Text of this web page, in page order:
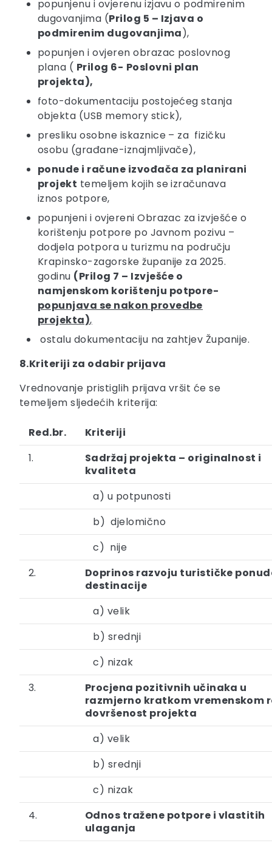
popunjenu i ovjerenu izjavu o podmirenim
dugovanjima (Prilog 5 – Izjava o
podmirenim dugovanjima),
popunjen i ovjeren obrazac poslovnog
plana ( Prilog 6- Poslovni plan
projekta),
foto-dokumentaciju postojećeg stanja
objekta (USB memory stick),
presliku osobne iskaznice – za fizičku
osobu (građane-iznajmljivače),
ponude i račune izvođača za planirani
projekt temeljem kojih se izračunava
iznos potpore,
popunjeni i ovjereni Obrazac za izvješće o
korištenju potpore po Javnom pozivu –
dodjela potpora u turizmu na području
Krapinsko-zagorske županije za 2025.
godinu (Prilog 7 – Izvješće o
namjenskom korištenju potpore-
popunjava se nakon provedbe
projekta),
ostalu dokumentaciju na zahtjev Županije.
8.Kriteriji za odabir prijava
Vrednovanje pristiglih prijava vršit će se
temeljem sljedećih kriterija:
Red.br.
Kriteriji
1.
Sadržaj projekta – originalnost i
kvaliteta
a) u potpunosti
b) djelomično
c) nije
2.
Doprinos razvoju turističke
destinacije
a) velik
b) srednji
c) nizak
3.
Procjena pozitivnih učinaka u
razmjerno kratkom vremenskom
dovršenost projekta
a) velik
b) srednji
c) nizak
4.
Odnos tražene potpore i vlastitih
ulaganja